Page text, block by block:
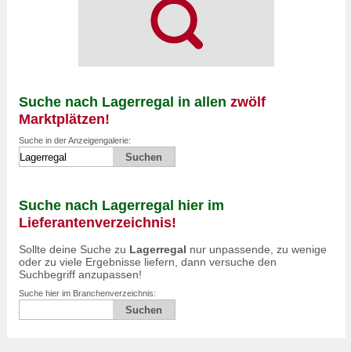
Suche nach Lagerregal in allen zwölf
Marktplätzen!
Suche in der Anzeigengalerie:
Suche nach Lagerregal hier im
Lieferantenverzeichnis!
Sollte deine Suche zu Lagerregal nur unpassende, zu wenige
oder zu viele Ergebnisse liefern, dann versuche den
Suchbegriff anzupassen!
Suche hier im Branchenverzeichnis: